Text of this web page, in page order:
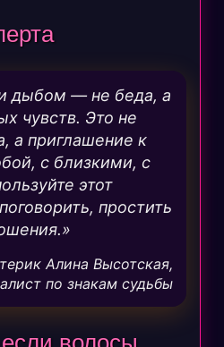
дыбом — не беда, а
чувств. Это не
а приглашение к
с близкими, с
этот
простить
Алина Высотская,
по знакам судьбы